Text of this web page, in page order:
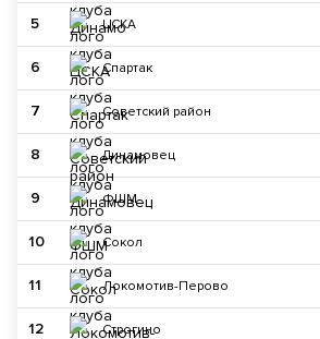
5 ЦСКА
6 Спартак
7 Советский район
8 Динамовец
9 ФШМ
10 Сокол
11 Локомотив-Перово
12 Строгино